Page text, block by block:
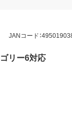
JANコード：
リー6対応